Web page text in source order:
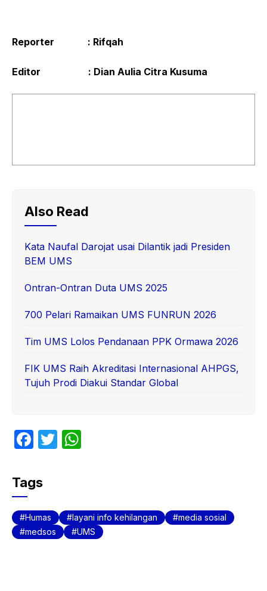
Reporter : Rifqah
Editor : Dian Aulia Citra Kusuma
Also Read
Kata Naufal Darojat usai Dilantik jadi Presiden
BEM UMS
Ontran-Ontran Duta UMS 2025
700 Pelari Ramaikan UMS FUNRUN 2026
Tim UMS Lolos Pendanaan PPK Ormawa 2026
FIK UMS Raih Akreditasi Internasional AHPGS,
Tujuh Prodi Diakui Standar Global
F
c
e
b
o
T
A
p
Tags
Humas layani info kehilangan
media sosial
medsos
UMS